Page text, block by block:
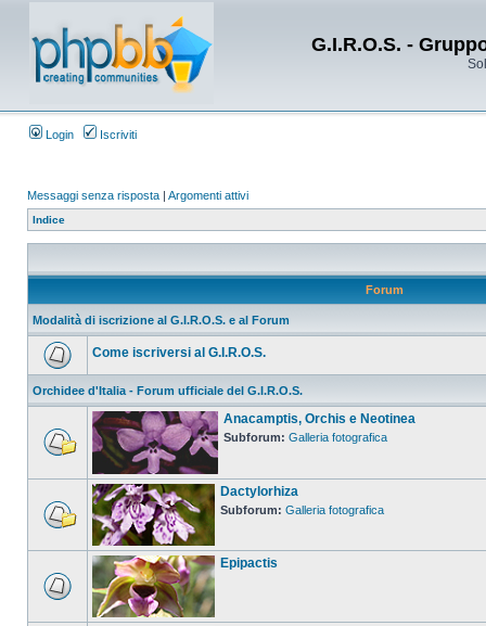
G.I.R.O.S. -
Login Iscriviti
Messaggi senza risposta | Argomenti attivi
Indice
Forum
Modalità di iscrizione al G.I.R.O.S. e al Forum
Come iscriversi al G.I.R.O.S.
Orchidee d'Italia - Forum ufficiale del G.I.R.O.S.
Anacamptis, Orchis e Neotinea
Subforum: Galleria fotografica
Dactylorhiza
Subforum: Galleria fotografica
Epipactis